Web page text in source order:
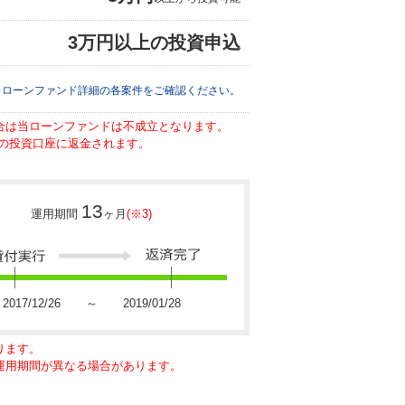
3万円以上の投資申込
ーンファンド詳細の各案件をご確認ください。
当ローンファンドは不成立となります。
資口座に返金されます。
運用期間 13ヶ月 (※3)
2017/12/26 ～ 2019/01/28
す。
期間が異なる場合があります。